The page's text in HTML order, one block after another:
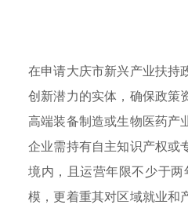
在申请大庆市新兴产业扶持
创新潜力的实体，确保政策
高端装备制造或生物医药产
企业需持有自主知识产权或
境内，且运营年限不少于
模，更着重其对区域就业和